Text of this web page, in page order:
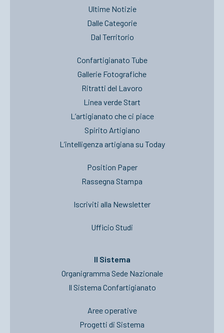
Ultime Notizie
Dalle Categorie
Dal Territorio
Confartigianato Tube
Gallerie Fotografiche
Ritratti del Lavoro
Linea verde Start
L’artigianato che ci piace
Spirito Artigiano
L’intelligenza artigiana su Today
Position Paper
Rassegna Stampa
Iscriviti alla Newsletter
Ufficio Studi
Il Sistema
Organigramma Sede Nazionale
Il Sistema Confartigianato
Aree operative
Progetti di Sistema